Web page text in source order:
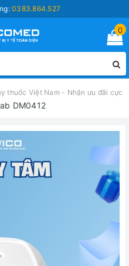
0383.864.527
0
thuốc Việt Nam - Nhận ưu đãi cực
DM0412